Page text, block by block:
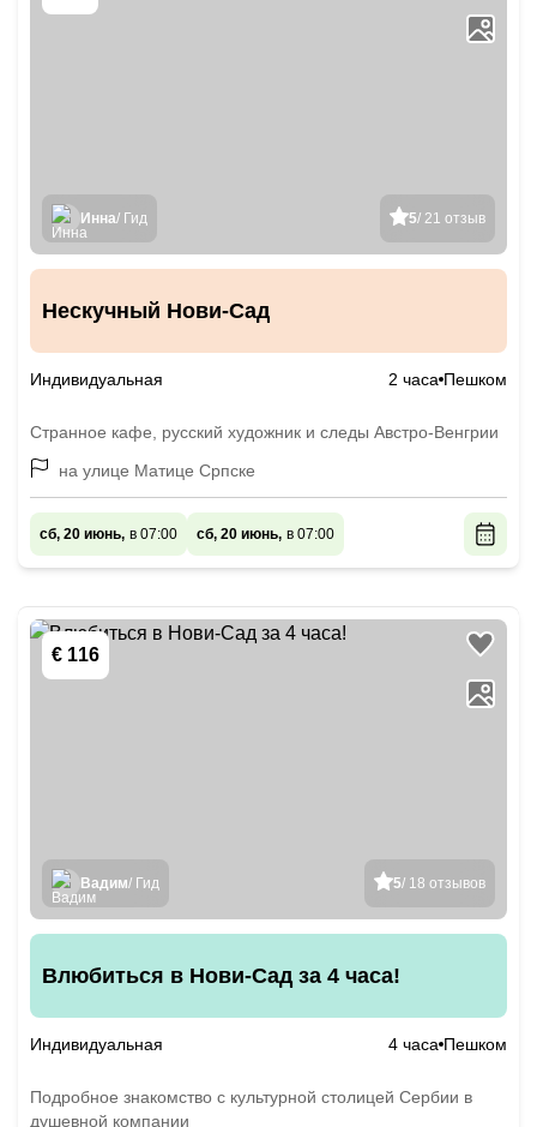
5/ 21 отзыв
Инна/ Гид
Нескучный Нови-Сад
Индивидуальная 2 часа Пешком
Странное кафе, русский художник и следы Австро-Венгрии
на улице Матице Српске
сб, 20 июнь, в 07:00 сб, 20 июнь, в 07:00
€ 116
5/ 18 отзывов
Вадим/ Гид
Влюбиться в Нови-Сад за 4 часа!
Индивидуальная 4 часа Пешком
Подробное знакомство с культурной столицей Сербии в
душевной компании